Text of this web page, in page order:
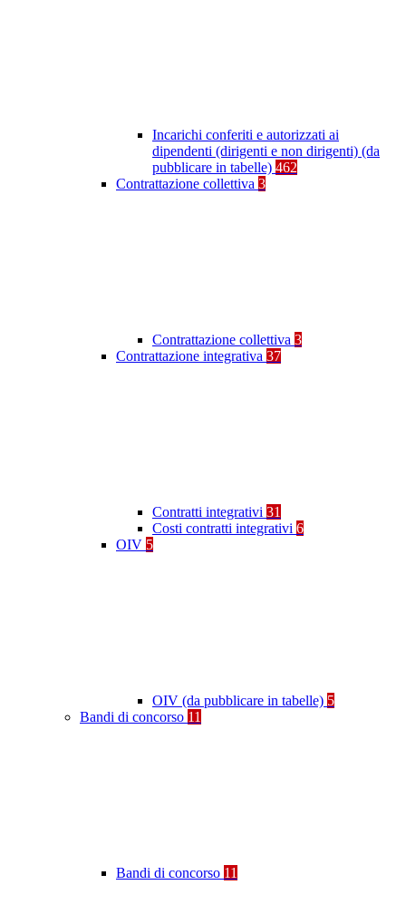
Incarichi conferiti e autorizzati ai
dipendenti (dirigenti e non dirigenti) (da
pubblicare in tabelle) 462
Contrattazione collettiva 3
Contrattazione collettiva 3
Contrattazione integrativa 37
Contratti integrativi 31
Costi contratti integrativi 6
OIV 5
OIV (da pubblicare in tabelle) 5
Bandi di concorso 11
Bandi di concorso 11